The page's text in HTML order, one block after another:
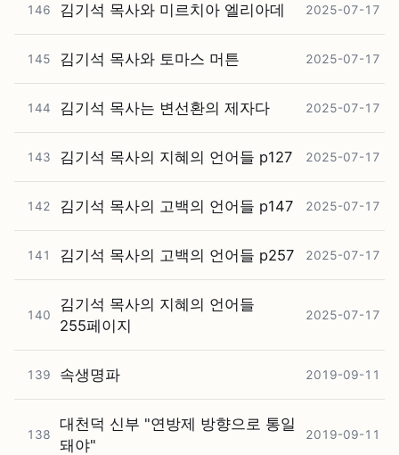
146 김기석 목사와 미르치아 엘리아데 2025-07-17
145 김기석 목사와 토마스 머튼 2025-07-17
144 김기석 목사는 변선환의 제자다 2025-07-17
143 김기석 목사의 지혜의 언어들 p127 2025-07-17
142 김기석 목사의 고백의 언어들 p147 2025-07-17
141 김기석 목사의 고백의 언어들 p257 2025-07-17
140
김기석 목사의 지혜의 언어들
255페이지
2025-07-17
139 속생명파 2019-09-11
138
대천덕 신부 "연방제 방향으로 통일
돼야"
2019-09-11